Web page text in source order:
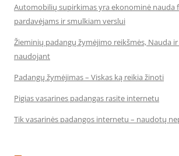
Automobilių supirkimas yra ekonominė nauda
pardavėjams ir smulkiam verslui
Žieminių padangų žymėjimo reikšmės, Nauda
naudojant
Padangų žymėjimas – Viskas ką reikia žinoti
Pigias vasarines padangas rasite internetu
Tik vasarinės padangos internetu – naudotų